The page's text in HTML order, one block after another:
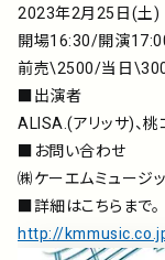
2023年2月25日(土)
開場16:30/開演
前売\2500/当日
■出演者
ALISA.(アリッサ)、
■お問い合わせ
㈱ケーエムミュージ
■詳細はこちらまで。
http://